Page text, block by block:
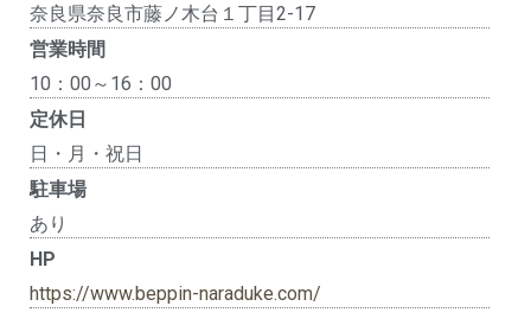
奈良県奈良市藤ノ木台１丁目2-17
営業時間
10：00～16：00
定休日
日・月・祝日
駐車場
あり
HP
https://www.beppin-naraduke.com/